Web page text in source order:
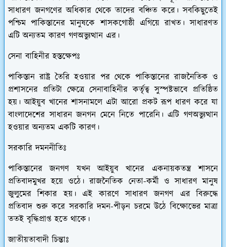
সাধারণ জনগণের অধিকার থেকে তাদের বঞ্চিত করে। সবকিছুতেই
পশ্চিম পাকিস্তানের মানুষকে শাসকগোষ্ঠী এগিয়ে রাখত। সাধারণত
এটি অন্যতম কারণ গণঅভ্যুত্থান এর।
সেনা বাহিনীর হস্তক্ষেপঃ
পাকিস্তান রাষ্ট্র তৈরি হওয়ার পর থেকে পাকিস্তানের রাজনৈতিক ও
প্রশাসনের প্রতিটা ক্ষেত্রে সেনাবাহিনীর কর্তৃত্ব সুস্পষ্টভাবে প্রতিষ্ঠিত
হয়। আইয়ুব খানের শাসনামলে এটা আরো প্রকট রূপ ধারণ করে যা
বাংলাদেশের সাধারন জনগন মেনে নিতে পারেনি। এটি গণঅভ্যুত্থান
হওয়ার অন্যতম একটি কারণ।
সরকারি দমননীতিঃ
পাকিস্তানের জনগণ যখন আইয়ুব খানের একনায়কতন্ত্র শাসনে
প্রতিবাদমুখর হয়ে ওঠে। রাজনৈতিক নেতা-কর্মী ও সাধারণ মানুষ
জুলুমের শিকার হয়। এই কারণে সাধারণ জনগণ এর বিরুদ্ধে
প্রতিবাদ শুরু করে সরকারি দমন-পীড়ন চরমে উঠে বিক্ষোভের মাত্রা
ততই বৃদ্ধিপ্রাপ্ত হতে থাকে।
জাতীয়তাবাদী চিন্তাঃ